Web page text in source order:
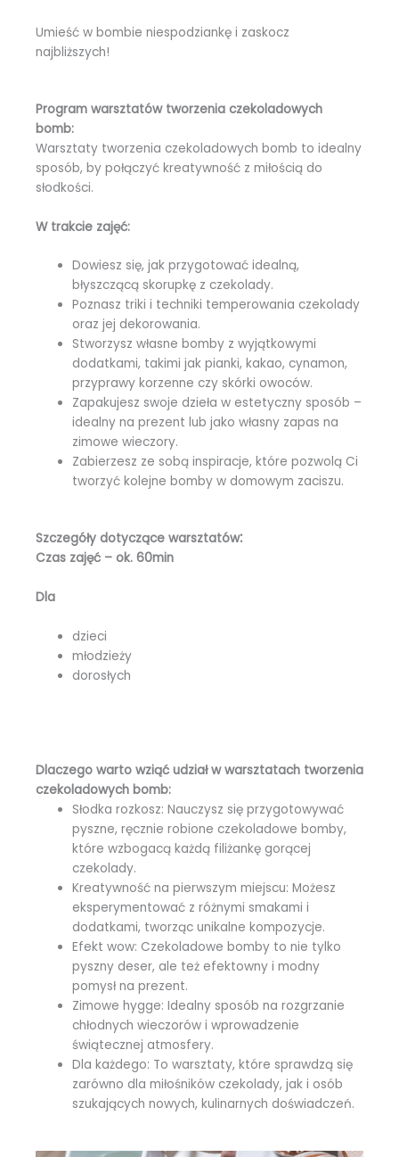
Umieść w bombie niespodziankę i zaskocz
najbliższych!
Program warsztatów tworzenia czekoladowych
bomb:
Warsztaty tworzenia czekoladowych bomb to idealny
sposób, by połączyć kreatywność z miłością do
słodkości.
W trakcie zajęć:
Dowiesz się, jak przygotować idealną,
błyszczącą skorupkę z czekolady.
Poznasz triki i techniki temperowania czekolady
oraz jej dekorowania.
Stworzysz własne bomby z wyjątkowymi
dodatkami, takimi jak pianki, kakao, cynamon,
przyprawy korzenne czy skórki owoców.
Zapakujesz swoje dzieła w estetyczny sposób –
idealny na prezent lub jako własny zapas na
zimowe wieczory.
Zabierzesz ze sobą inspiracje, które pozwolą Ci
tworzyć kolejne bomby w domowym zaciszu.
Szczegóły dotyczące warsztatów:
Czas zajęć – ok. 60min
Dla
dzieci
młodzieży
dorosłych
Dlaczego warto wziąć udział w warsztatach tworzenia
czekoladowych bomb:
Słodka rozkosz: Nauczysz się przygotowywać
pyszne, ręcznie robione czekoladowe bomby,
które wzbogacą każdą filiżankę gorącej
czekolady.
Kreatywność na pierwszym miejscu: Możesz
eksperymentować z różnymi smakami i
dodatkami, tworząc unikalne kompozycje.
Efekt wow: Czekoladowe bomby to nie tylko
pyszny deser, ale też efektowny i modny
pomysł na prezent.
Zimowe hygge: Idealny sposób na rozgrzanie
chłodnych wieczorów i wprowadzenie
świątecznej atmosfery.
Dla każdego: To warsztaty, które sprawdzą się
zarówno dla miłośników czekolady, jak i osób
szukających nowych, kulinarnych doświadczeń.